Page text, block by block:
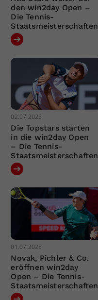
den win2day Open –
Die Tennis-
Staatsmeisterschaften
02.07.2025
Die Topstars starten
in die win2day Open
– Die Tennis-
Staatsmeisterschaften
01.07.2025
Novak, Pichler & Co.
eröffnen win2day
Open – Die Tennis-
Staatsmeisterschaften